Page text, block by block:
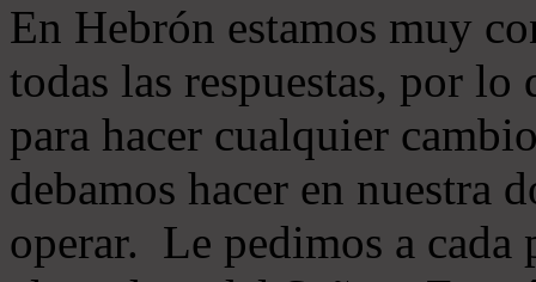
En Hebrón estamos muy
todas las respuestas, por
para hacer cualquier
debamos hacer en nuestra
operar. Le pedimos a cada